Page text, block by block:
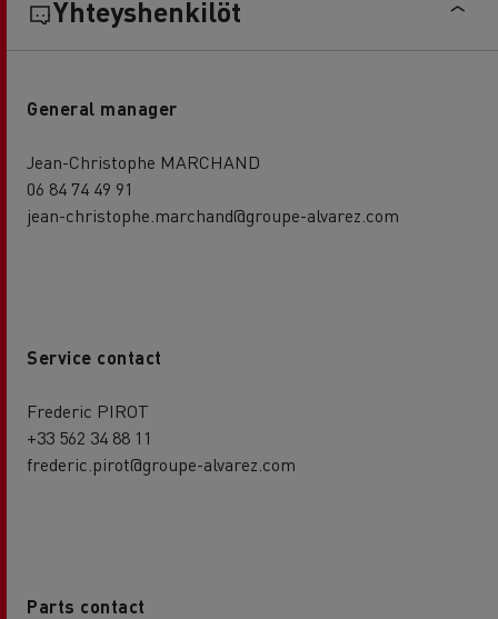
Yhteyshenkilöt
General manager
Jean-Christophe MARCHAND
06 84 74 49 91
jean-christophe.marchand@groupe-alvarez.com
Service contact
Frederic PIROT
+33 562 34 88 11
frederic.pirot@groupe-alvarez.com
Parts contact